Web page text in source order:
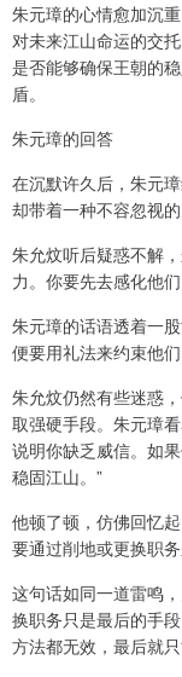
朱元璋的心情愈加沉
对未来江山命运的交
是否能够确保王朝的
盾。
朱元璋的回答
在沉默许久后，朱元
却带着一种不容忽视的
朱允炆听后疑惑不解
力。你要先去感化他
朱元璋的话语透着一
便要用礼法来约束他
朱允炆仍然有些迷惑
取强硬手段。朱元璋
说明你缺乏威信。如
稳固江山。”
他顿了顿，仿佛回忆
要通过削地或更换职
这句话如同一道雷鸣
换职务只是最后的手
方法都无效，最后就只